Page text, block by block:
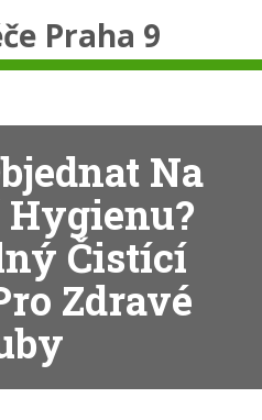
Praha 9
Na
Čistící
Zdravé